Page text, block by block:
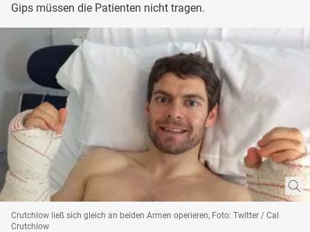
Gips müssen die Patienten nicht tragen.
Crutchlow ließ sich gleich an beiden Armen operieren, Foto: Twitter / Cal
Crutchlow